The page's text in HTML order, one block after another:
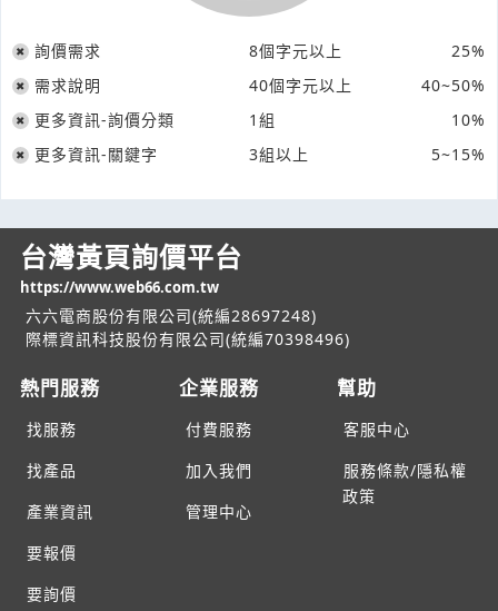
詢價需求 8個字元以上
25%
需求說明
40個字元以上
40~50%
更多資訊-詢價分類
1組
10%
更多資訊-關鍵字
3組以上 5~15%
台灣黃頁詢價平台
https://www.web66.com.tw
六六電商股份有限公司(統編28697248)
際標資訊科技股份有限公司(統編70398496)
熱門服務
找服務
找產品
產業資訊
要報價
要詢價
企業服務
付費服務
加入我們
管理中心
幫助
客服中心
服務條款/隱私權
政策